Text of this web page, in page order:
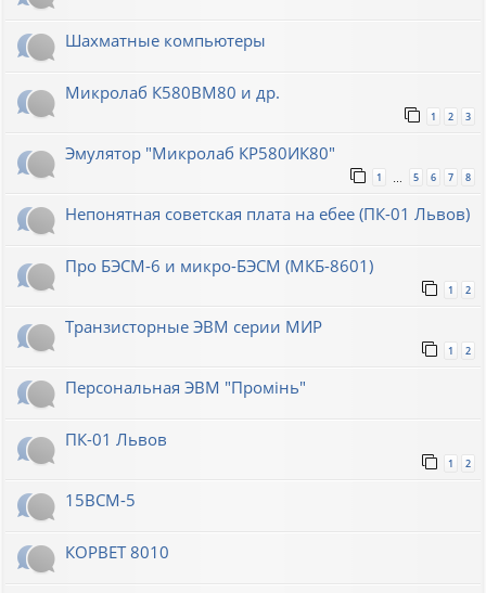
Шахматные компьютеры
Микролаб К580ВМ80 и др.
1 2 3
Эмулятор "Микролаб КР580ИК80"
1 … 5 6 7 8
Непонятная советская плата на ебее (ПК-01 Львов)
Про БЭСМ-6 и микро-БЭСМ (МКБ-8601)
1 2
Транзисторные ЭВМ серии МИР
1 2
Персональная ЭВМ "Промiнь"
ПК-01 Львов
1 2
15ВСМ-5
КОРВЕТ 8010